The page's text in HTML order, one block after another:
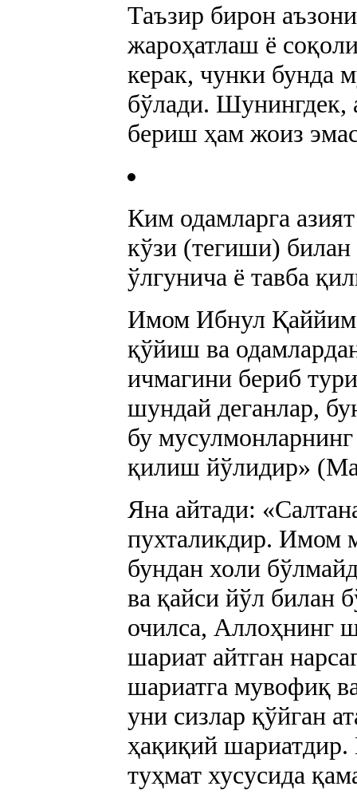
Таъзир бирон
жароҳатлаш ё
керак, чунки бунда
бўлади. Шунингдек,
бериш ҳам жоиз
Ким одамларга
кўзи (тегиши) билан
ўлгунича ё тавба
Имом Ибнул Қаййим
қўйиш ва
ичмагини бериб
шундай деганлар,
бу
қилиш йўлидир»
Яна айтади:
пухталикдир. Имом
бундан холи
ва қайси йўл билан
очилса, Аллоҳнинг
шариат айтган
шариатга мувофиқ
уни сизлар қўйган
ҳақиқий шариатдир.
туҳмат хусусида